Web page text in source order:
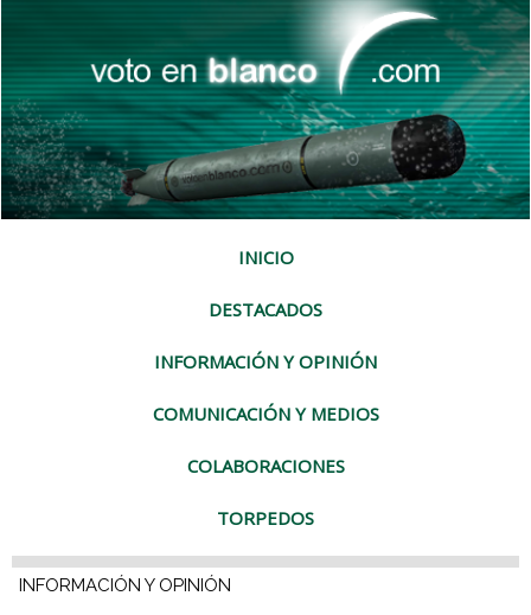
INICIO
DESTACADOS
INFORMACIÓN Y OPINIÓN
COMUNICACIÓN Y MEDIOS
COLABORACIONES
TORPEDOS
INFORMACIÓN Y OPINIÓN